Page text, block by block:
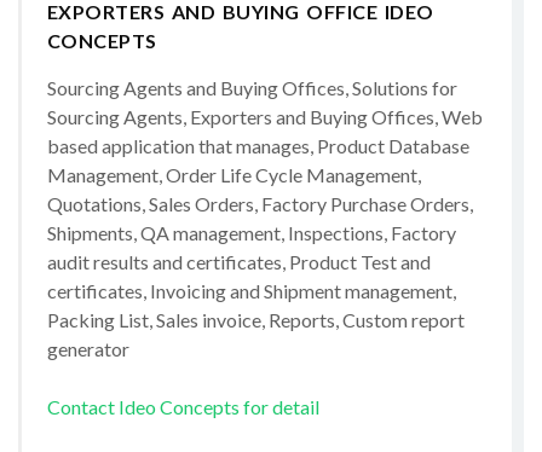
EXPORTERS AND BUYING OFFICE IDEO
CONCEPTS
Sourcing Agents and Buying Offices, Solutions for
Sourcing Agents, Exporters and Buying Offices, Web
based application that manages, Product Database
Management, Order Life Cycle Management,
Quotations, Sales Orders, Factory Purchase Orders,
Shipments, QA management, Inspections, Factory
audit results and certificates, Product Test and
certificates, Invoicing and Shipment management,
Packing List, Sales invoice, Reports, Custom report
generator
Contact Ideo Concepts for detail